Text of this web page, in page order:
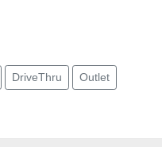
DriveThru Outlet